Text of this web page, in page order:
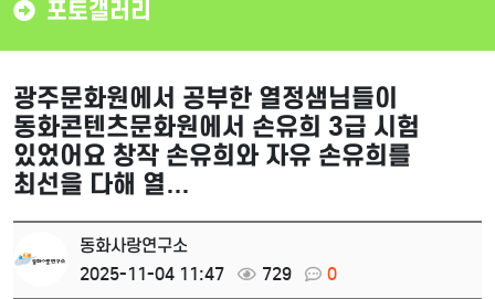
포토갤러리
광주문화원에서 공부한 열정샘님들이
동화콘텐츠문화원에서 손유희 3급 시험
있었어요 창작 손유희와 자유 손유희를
최선을 다해 열…
동화사랑연구소
2025-11-04 11:47
729 0